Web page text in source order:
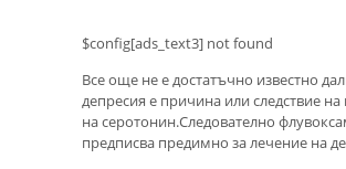
$config[ads_text3] not found
Все още не е достатъчно известно
депресия е причина или следствие на
на серотонин.Следователно
предписва предимно за лечение на